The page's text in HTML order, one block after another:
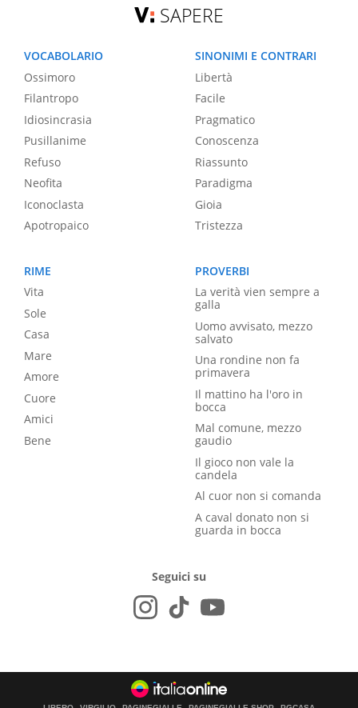
SAPERE
VOCABOLARIO
Ossimoro
Filantropo
Idiosincrasia
Pusillanime
Refuso
Neofita
Iconoclasta
Apotropaico
SINONIMI E CONTRARI
Libertà
Facile
Pragmatico
Conoscenza
Riassunto
Paradigma
Gioia
Tristezza
RIME
Vita
Sole
Casa
Mare
Amore
Cuore
Amici
Bene
PROVERBI
La verità vien sempre a
galla
Uomo avvisato, mezzo
salvato
Una rondine non fa
primavera
Il mattino ha l'oro in
bocca
Mal comune, mezzo
gaudio
Il gioco non vale la
candela
Al cuor non si comanda
A caval donato non si
guarda in bocca
Seguici su